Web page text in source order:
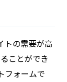
トの需要が高
ことができ
フォームで